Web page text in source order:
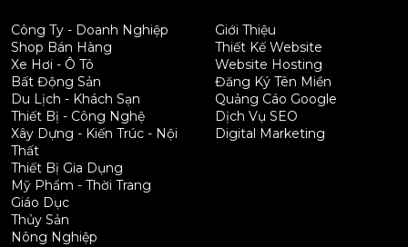
Công Ty - Doanh Nghiệp
Shop Bán Hàng
Xe Hơi - Ô Tô
Bất Động Sản
Du Lịch - Khách Sạn
Thiết Bị - Công Nghệ
Xây Dựng - Kiến Trúc - Nội
Thất
Thiết Bị Gia Dụng
Mỹ Phẩm - Thời Trang
Giáo Dục
Thủy Sản
Nông Nghiệp
Giới Thiệu
Thiết Kế Website
Website Hosting
Đăng Ký Tên Miền
Quảng Cáo Google
Dịch Vụ SEO
Digital Marketing